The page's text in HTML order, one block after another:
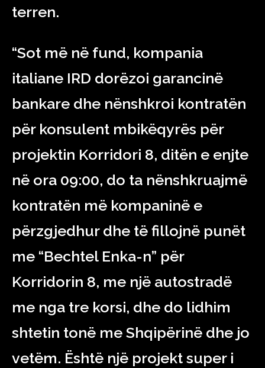
terren.
“Sot më në fund, kompania
italiane IRD dorëzoi garancinë
bankare dhe nënshkroi kontratën
për konsulent mbikëqyrës për
projektin Korridori 8, ditën e enjte
në ora 09:00, do ta nënshkruajmë
kontratën më kompaninë e
përzgjedhur dhe të fillojnë punët
me “Bechtel Enka-n” për
Korridorin 8, me një autostradë
me nga tre korsi, dhe do lidhim
shtetin tonë me Shqipërinë dhe jo
vetëm. Është një projekt super i